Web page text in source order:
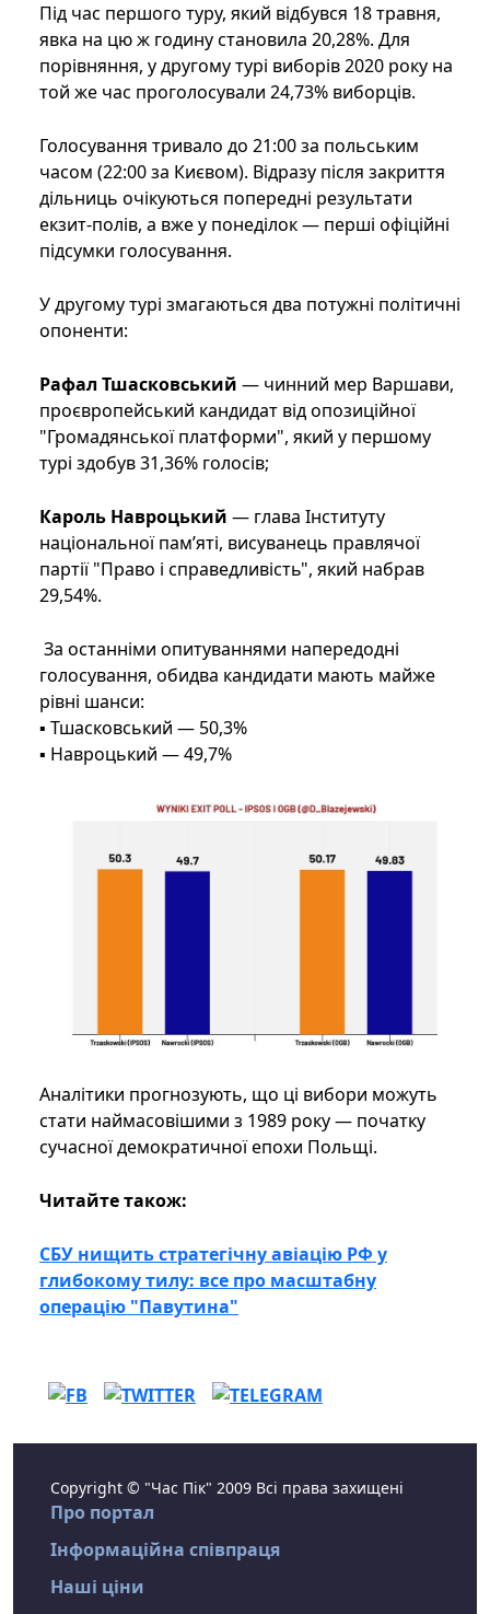
Під час першого туру, який відбувся 18 травня,
явка на цю ж годину становила 20,28%. Для
порівняння, у другому турі виборів 2020 року на
той же час проголосували 24,73% виборців.
Голосування тривало до 21:00 за польським
часом (22:00 за Києвом). Відразу після закриття
дільниць очікуються попередні результати
екзит-полів, а вже у понеділок — перші офіційні
підсумки голосування.
У другому турі змагаються два потужні політичні
опоненти:
Рафал Тшасковський — чинний мер Варшави,
проєвропейський кандидат від опозиційної
"Громадянської платформи", який у першому
турі здобув 31,36% голосів;
Кароль Навроцький — глава Інституту
національної пам’яті, висуванець правлячої
партії "Право і справедливість", який набрав
29,54%.
За останніми опитуваннями напередодні
голосування, обидва кандидати мають майже
рівні шанси:
▪️ Тшасковський — 50,3%
▪️ Навроцький — 49,7%
Аналітики прогнозують, що ці вибори можуть
стати наймасовішими з 1989 року — початку
сучасної демократичної епохи Польщі.
Читайте також:
СБУ нищить стратегічну авіацію РФ у
глибокому тилу: все про масштабну
операцію "Павутина"
Copyright © "Час Пік" 2009 Всі права захищені
Про портал
Інформаційна співпраця
Наші ціни